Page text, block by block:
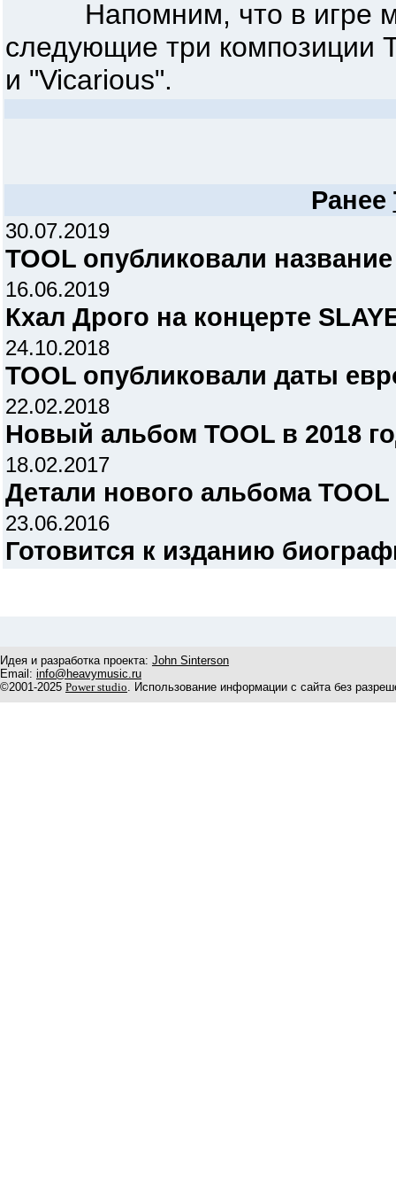
Напомним, что в игре
следующие три композиции
и "Vicarious".
Ранее
30.07.2019
TOOL опубликовали
16.06.2019
Кхал Дрого на концерте
24.10.2018
TOOL опубликовали даты
22.02.2018
Новый альбом TOOL в 2018
18.02.2017
Детали нового альбома TOOL
23.06.2016
Готовится к изданию
Идея и разработка проекта: John Sinterson
Email: info@heavymusic.ru
©2001-2025 Power studio. Использование информации с сайта без